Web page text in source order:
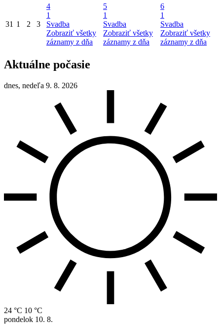
31 1 2 3
4
1
Svadba
Zobraziť všetky
záznamy z dňa
5
1
Svadba
Zobraziť všetky
záznamy z dňa
6
1
Svadba
Zobraziť všetky
záznamy z dňa
Aktuálne počasie
dnes, nedeľa 9. 8. 2026
24 °C 10 °C
pondelok 10. 8.